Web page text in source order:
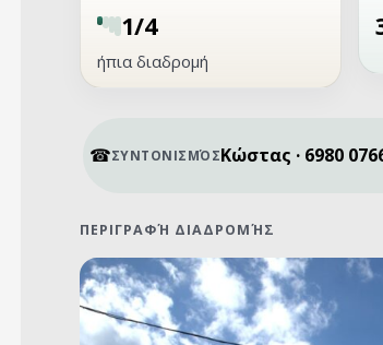
1/4
ήπια διαδρομή
ΣΥΝΤΟΝΙΣΜΌΣΚώστας · 6980